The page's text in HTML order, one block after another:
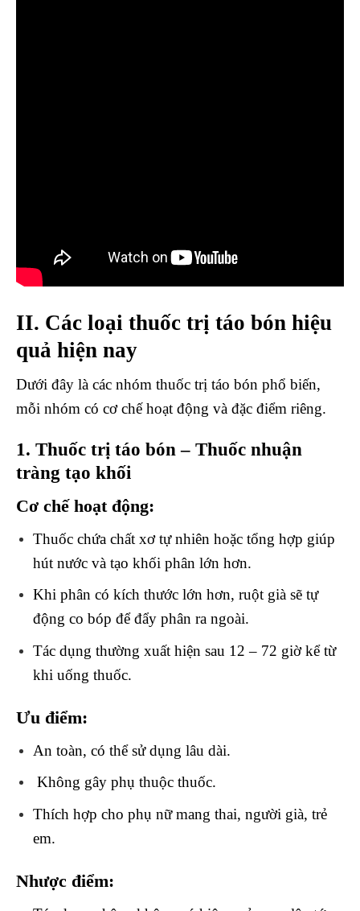
II. Các loại thuốc trị táo bón hiệu
quả hiện nay
Dưới đây là các nhóm thuốc trị táo bón phổ biến,
mỗi nhóm có cơ chế hoạt động và đặc điểm riêng.
1. Thuốc trị táo bón – Thuốc nhuận
tràng tạo khối
Cơ chế hoạt động:
Thuốc chứa chất xơ tự nhiên hoặc tổng hợp giúp
hút nước và tạo khối phân lớn hơn.
Khi phân có kích thước lớn hơn, ruột già sẽ tự
động co bóp để đẩy phân ra ngoài.
Tác dụng thường xuất hiện sau 12 – 72 giờ kể từ
khi uống thuốc.
Ưu điểm:
An toàn, có thể sử dụng lâu dài.
Không gây phụ thuộc thuốc.
Thích hợp cho phụ nữ mang thai, người già, trẻ
em.
Nhược điểm: